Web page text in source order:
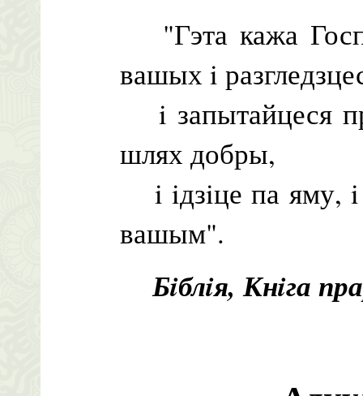
"Гэта кажа
вашых i
i запытайцеся
шлях добры,
i iдзiце па яму, i
вашым".
Бiблiя, Кнiга